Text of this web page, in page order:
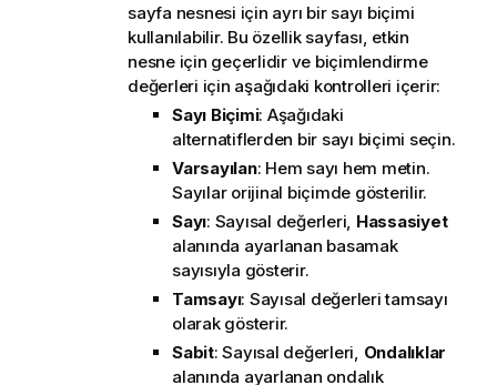
sayfa nesnesi için ayrı bir sayı biçimi
kullanılabilir. Bu özellik sayfası, etkin
nesne için geçerlidir ve biçimlendirme
değerleri için aşağıdaki kontrolleri içerir:
Sayı Biçimi: Aşağıdaki
alternatiflerden bir sayı biçimi seçin.
Varsayılan: Hem sayı hem metin.
Sayılar orijinal biçimde gösterilir.
Sayı: Sayısal değerleri, Hassasiyet
alanında ayarlanan basamak
sayısıyla gösterir.
Tamsayı: Sayısal değerleri tamsayı
olarak gösterir.
Sabit: Sayısal değerleri, Ondalıklar
alanında ayarlanan ondalık